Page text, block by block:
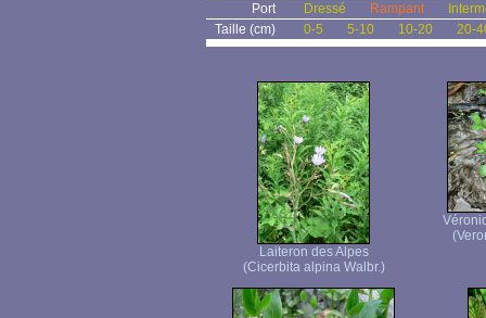
Port
Dressé Rampant
Taille (cm)
0-5 5-10 10-20 20-
Laiteron des Alpes
(Cicerbita alpina Walbr.)